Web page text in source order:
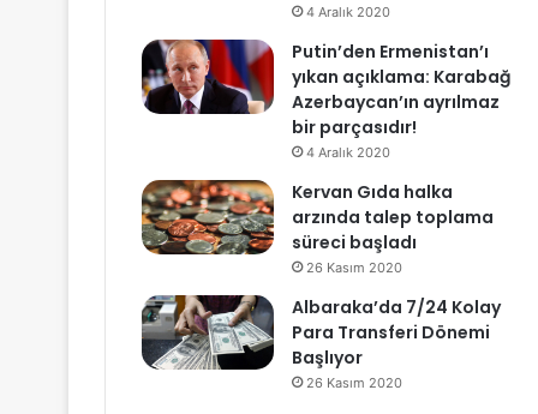
4 Aralık 2020
Putin’den Ermenistan’ı
yıkan açıklama: Karabağ
Azerbaycan’ın ayrılmaz
bir parçasıdır!
4 Aralık 2020
Kervan Gıda halka
arzında talep toplama
süreci başladı
26 Kasım 2020
Albaraka’da 7/24 Kolay
Para Transferi Dönemi
Başlıyor
26 Kasım 2020